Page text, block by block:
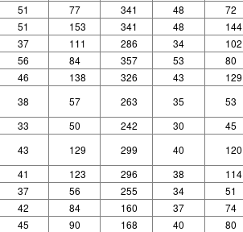
51 77 341 48
72
51 153 341 48
144
37 111 286 34
102
56 84 357 53
80
46 138 326 43
129
38 57 263 35
53
33 50 242 30
45
43 129 299 40
120
41 123 296 38
114
37 56 255 34
51
42 84 160 37
74
45 90 168 40
80